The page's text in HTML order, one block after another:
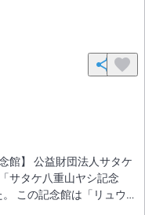
館】 公益財団法人サタケ
サタケ八重山ヤシ記念
この記念館は「リュウキ